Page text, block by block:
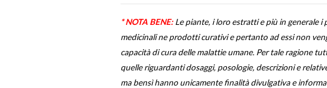
* NOTA BENE:Le piante, i loro estratti e più in generale
medicinali ne prodotti curativi e pertanto ad essi non
capacità di cura delle malattie umane. Per tale ragione
quelle riguardanti dosaggi, posologie, descrizioni e
ma bensì hanno unicamente finalità divulgativa e